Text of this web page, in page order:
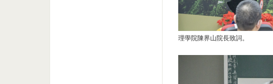
理學院陳界山院長致詞。